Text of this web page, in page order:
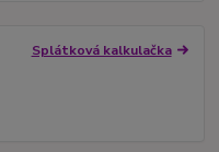
Splátková kalkulačka